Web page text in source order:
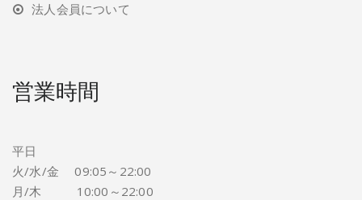
法人会員について
営業時間
平日
火/水/金 09:05～22:00
月/木 10:00～22:00